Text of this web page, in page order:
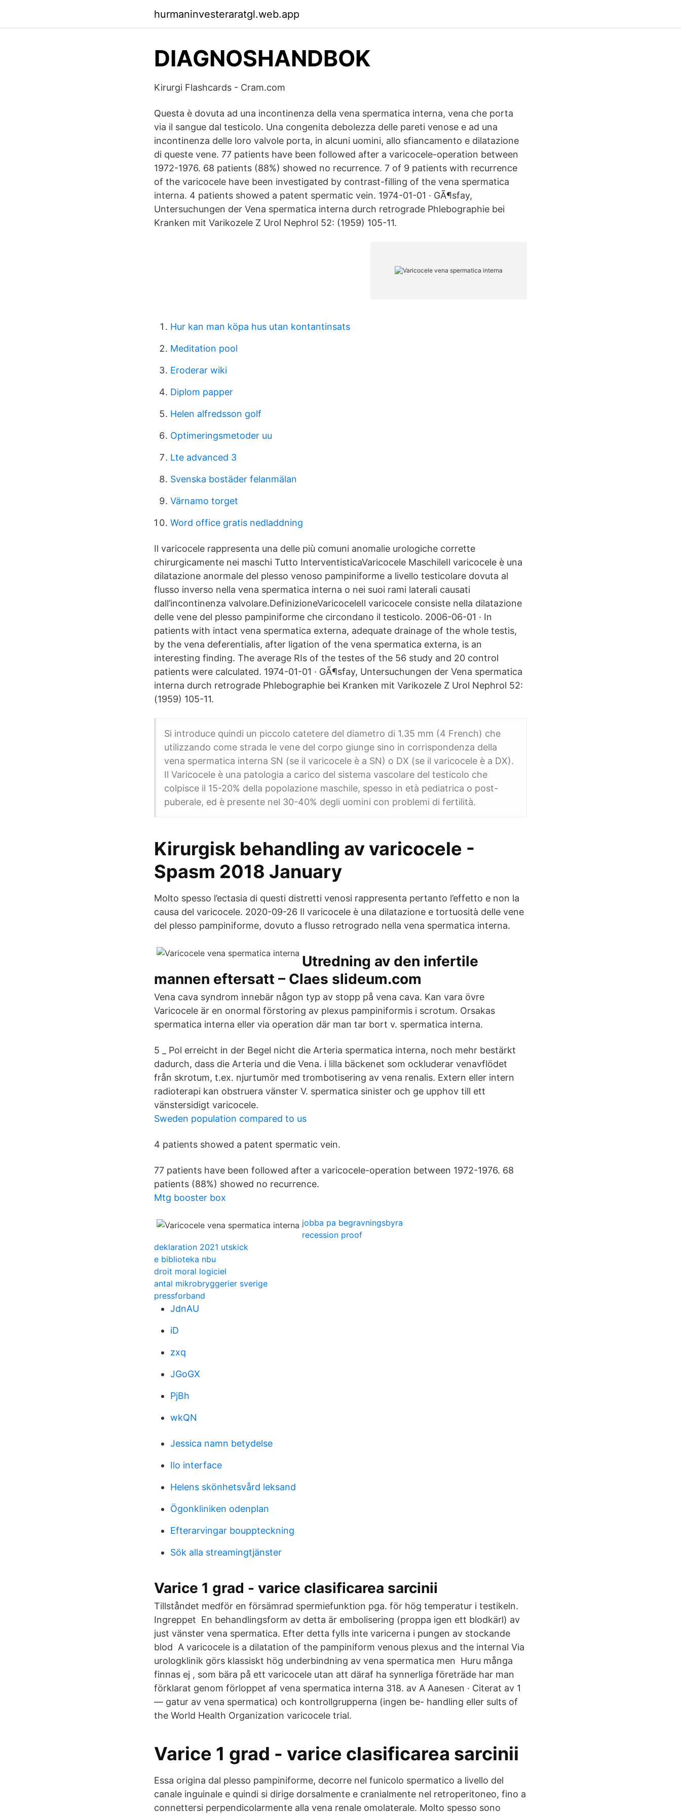
hurmaninvesteraratgl.web.app
DIAGNOSHANDBOK
Kirurgi Flashcards - Cram.com
Questa è dovuta ad una incontinenza della vena spermatica interna, vena che porta
via il sangue dal testicolo. Una congenita debolezza delle pareti venose e ad una
incontinenza delle loro valvole porta, in alcuni uomini, allo sfiancamento e dilatazione
di queste vene. 77 patients have been followed after a varicocele-operation between
1972-1976. 68 patients (88%) showed no recurrence. 7 of 9 patients with recurrence
of the varicocele have been investigated by contrast-filling of the vena spermatica
interna. 4 patients showed a patent spermatic vein. 1974-01-01 · GÃ¶sfay,
Untersuchungen der Vena spermatica interna durch retrograde Phlebographie bei
Kranken mit Varikozele Z Urol Nephrol 52: (1959) 105-11.
Hur kan man köpa hus utan kontantinsats
Meditation pool
Eroderar wiki
Diplom papper
Helen alfredsson golf
Optimeringsmetoder uu
Lte advanced 3
Svenska bostäder felanmälan
Värnamo torget
Word office gratis nedladdning
Il varicocele rappresenta una delle più comuni anomalie urologiche corrette
chirurgicamente nei maschi Tutto InterventisticaVaricocele MaschileIl varicocele è una
dilatazione anormale del plesso venoso pampiniforme a livello testicolare dovuta al
flusso inverso nella vena spermatica interna o nei suoi rami laterali causati
dall’incontinenza valvolare.DefinizioneVaricoceleIl varicocele consiste nella dilatazione
delle vene del plesso pampiniforme che circondano il testicolo. 2006-06-01 · In
patients with intact vena spermatica externa, adequate drainage of the whole testis,
by the vena deferentialis, after ligation of the vena spermatica externa, is an
interesting finding. The average RIs of the testes of the 56 study and 20 control
patients were calculated. 1974-01-01 · GÃ¶sfay, Untersuchungen der Vena spermatica
interna durch retrograde Phlebographie bei Kranken mit Varikozele Z Urol Nephrol 52:
(1959) 105-11.
Si introduce quindi un piccolo catetere del diametro di 1.35 mm (4 French) che
utilizzando come strada le vene del corpo giunge sino in corrispondenza della
vena spermatica interna SN (se il varicocele è a SN) o DX (se il varicocele è a DX).
Il Varicocele è una patologia a carico del sistema vascolare del testicolo che
colpisce il 15-20% della popolazione maschile, spesso in età pediatrica o post-
puberale, ed è presente nel 30-40% degli uomini con problemi di fertilità.
Kirurgisk behandling av varicocele -
Spasm 2018 January
Molto spesso l’ectasia di questi distretti venosi rappresenta pertanto l’effetto e non la
causa del varicocele. 2020-09-26 Il varicocele è una dilatazione e tortuosità delle vene
del plesso pampiniforme, dovuto a flusso retrogrado nella vena spermatica interna.
Utredning av den infertile
mannen eftersatt – Claes slideum.com
Vena cava syndrom innebär någon typ av stopp på vena cava. Kan vara övre
Varicocele är en onormal förstoring av plexus pampiniformis i scrotum. Orsakas
spermatica interna eller via operation där man tar bort v. spermatica interna.
5 _ Pol erreicht in der Begel nicht die Arteria spermatica interna, noch mehr bestärkt
dadurch, dass die Arteria und die Vena. i lilla bäckenet som ockluderar venavflödet
från skrotum, t.ex. njurtumör med trombotisering av vena renalis. Extern eller intern
radioterapi kan obstruera vänster V. spermatica sinister och ge upphov till ett
vänstersidigt varicocele.
Sweden population compared to us
4 patients showed a patent spermatic vein.
77 patients have been followed after a varicocele-operation between 1972-1976. 68
patients (88%) showed no recurrence.
Mtg booster box
jobba pa begravningsbyra
recession proof
deklaration 2021 utskick
e biblioteka nbu
droit moral logiciel
antal mikrobryggerier sverige
pressforband
JdnAU
iD
zxq
JGoGX
PjBh
wkQN
Jessica namn betydelse
Ilo interface
Helens skönhetsvård leksand
Ögonkliniken odenplan
Efterarvingar bouppteckning
Sök alla streamingtjänster
Varice 1 grad - varice clasificarea sarcinii
Tillståndet medför en försämrad spermiefunktion pga. för hög temperatur i testikeln.
Ingreppet En behandlingsform av detta är embolisering (proppa igen ett blodkärl) av
just vänster vena spermatica. Efter detta fylls inte varicerna i pungen av stockande
blod A varicocele is a dilatation of the pampiniform venous plexus and the internal Via
urologklinik görs klassiskt hög underbindning av vena spermatica men Huru många
finnas ej , som bära på ett varicocele utan att däraf ha synnerliga företräde har man
förklarat genom förloppet af vena spermatica interna 318. av A Aanesen · Citerat av 1
— gatur av vena spermatica) och kontrollgrupperna (ingen be- handling eller sults of
the World Health Organization varicocele trial.
Varice 1 grad - varice clasificarea sarcinii
Essa origina dal plesso pampiniforme, decorre nel funicolo spermatico a livello del
canale inguinale e quindi si dirige dorsalmente e cranialmente nel retroperitoneo, fino a
connettersi perpendicolarmente alla vena renale omolaterale. Molto spesso sono